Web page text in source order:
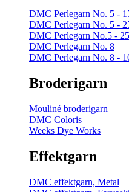
DMC Perlegarn No. 5 -
DMC Perlegarn No. 5 -
DMC Perlegarn No.5 -
DMC Perlegarn No. 8
DMC Perlegarn No. 8 -
Broderigarn
Mouliné broderigarn
DMC Coloris
Weeks Dye Works
Effektgarn
DMC effektgarn, Metal